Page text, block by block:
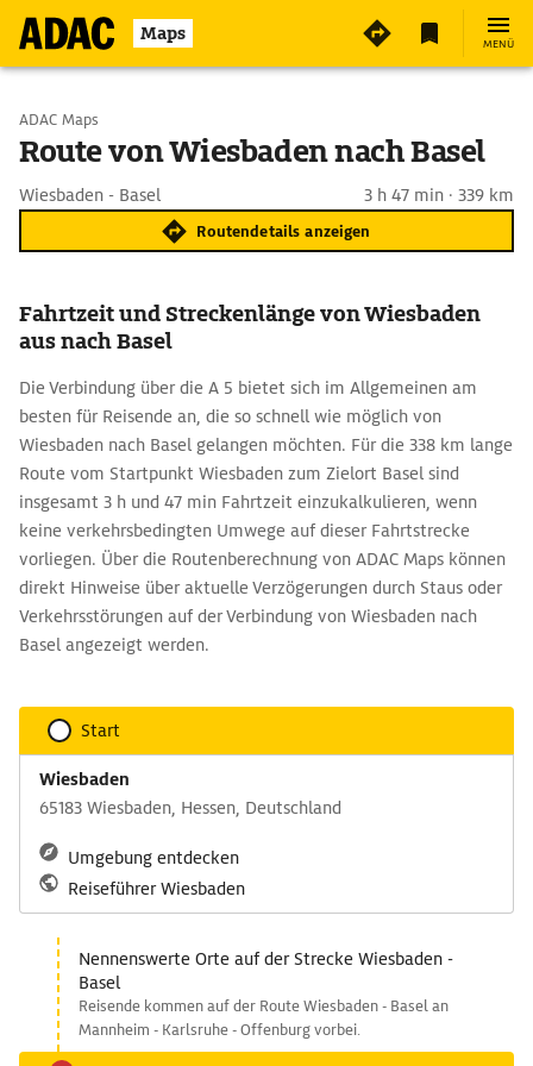
Maps MENÜ
Start wählen
ADAC Maps
Route von Wiesbaden nach Basel
Wiesbaden - Basel 3 h 47 min · 339 km
Routendetails anzeigen
Fahrtzeit und Streckenlänge von Wiesbaden
aus nach Basel
Die Verbindung über die A 5 bietet sich im Allgemeinen am
besten für Reisende an, die so schnell wie möglich von
Wiesbaden nach Basel gelangen möchten. Für die 338 km lange
Route vom Startpunkt Wiesbaden zum Zielort Basel sind
insgesamt 3 h und 47 min Fahrtzeit einzukalkulieren, wenn
keine verkehrsbedingten Umwege auf dieser Fahrtstrecke
vorliegen. Über die Routenberechnung von ADAC Maps können
direkt Hinweise über aktuelle Verzögerungen durch Staus oder
Verkehrsstörungen auf der Verbindung von Wiesbaden nach
Basel angezeigt werden.
Start
Wiesbaden
65183 Wiesbaden, Hessen, Deutschland
Umgebung entdecken
Reiseführer Wiesbaden
Nennenswerte Orte auf der Strecke Wiesbaden -
Basel
Reisende kommen auf der Route Wiesbaden - Basel an
Mannheim - Karlsruhe - Offenburg vorbei.